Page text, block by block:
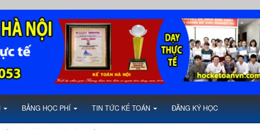
BẢNG HỌC PHÍ TIN TỨC KẾ TOÁN ĐĂNG KÝ HỌC